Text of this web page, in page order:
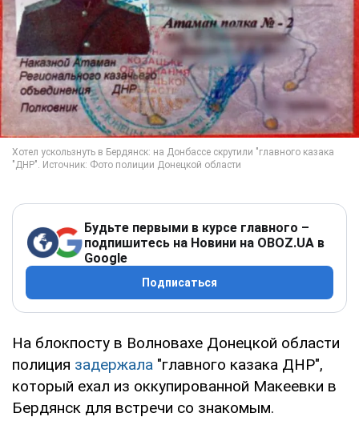
Будьте первыми в курсе главного –
подпишитесь на Новини на OBOZ.UA в
Google
Подписаться
На блокпосту в Волновахе Донецкой области
полиция задержала "главного казака ДНР",
который ехал из оккупированной Макеевки в
Бердянск для встречи со знакомым.